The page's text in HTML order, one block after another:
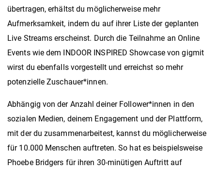
übertragen, erhältst du möglicherweise mehr
Aufmerksamkeit, indem du auf ihrer Liste der geplanten
Live Streams erscheinst. Durch die Teilnahme an Online
Events wie dem INDOOR INSPIRED Showcase von gigmit
wirst du ebenfalls vorgestellt und erreichst so mehr
potenzielle Zuschauer*innen.
Abhängig von der Anzahl deiner Follower*innen in den
sozialen Medien, deinem Engagement und der Plattform,
mit der du zusammenarbeitest, kannst du möglicherweise
für 10.000 Menschen auftreten. So hat es beispielsweise
Phoebe Bridgers für ihren 30-minütigen Auftritt auf